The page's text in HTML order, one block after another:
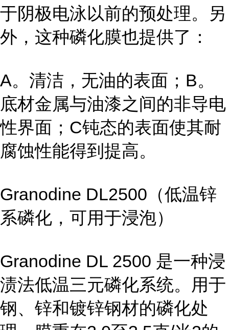
于阴极电泳以前的预处理。另
外，这种磷化膜也提供了：
A。清洁，无油的表面；B。
底材金属与油漆之间的非导电
性界面；C钝态的表面使其耐
腐蚀性能得到提高。
Granodine DL2500（低温锌
系磷化，可用于浸泡）
Granodine DL 2500 是一种浸
渍法低温三元磷化系统。用于
钢、锌和镀锌钢材的磷化处